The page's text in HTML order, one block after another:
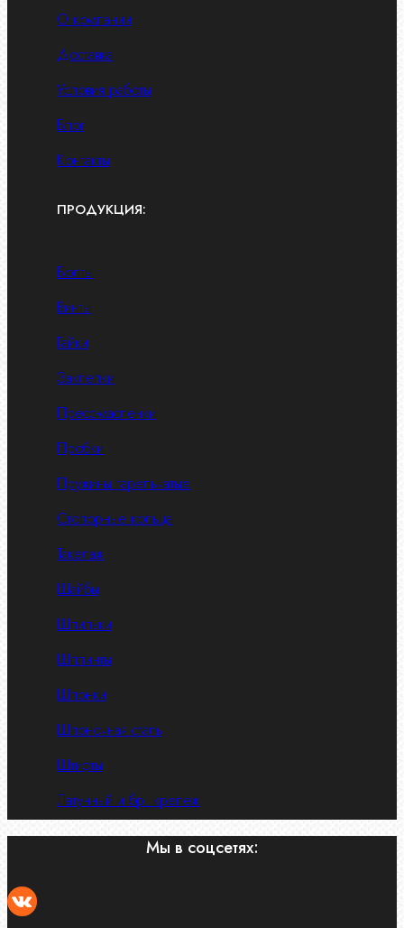
О компании
Доставка
Условия работы
Блог
Контакты
ПРОДУКЦИЯ:
Болты
Винты
Гайки
Заклепки
Пресс-масленки
Пробки
Пружины тарельчатые
Стопорные кольца
Такелаж
Шайбы
Шпильки
Шплинты
Шпонки
Шпоночная сталь
Штифты
Латунный и бр. крепеж
Мы в соцсетях: